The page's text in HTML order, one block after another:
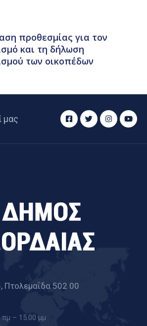
προθεσμίας για τον
και τη δήλωση
των οικοπέδων
μας
Πτολεμαΐδα 502 00
– 15.00 μμ